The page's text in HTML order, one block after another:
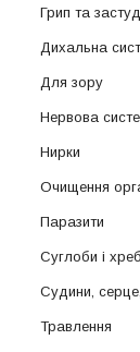
Грип та
Дихальна
Для зору
Нервова
Нирки
Очищення
Паразити
Суглоби і
Судини,
Травлення